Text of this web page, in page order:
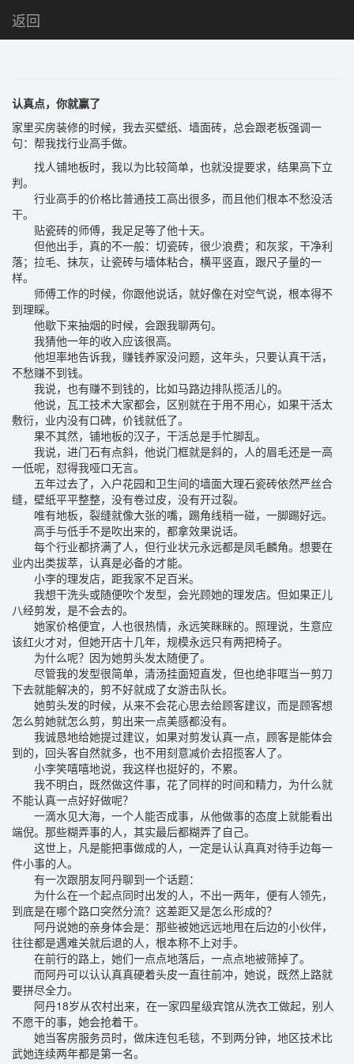
返回
认真点，你就赢了
家里买房装修的时候，我去买壁纸、墙面砖，总会跟老板强调一
句：帮我找行业高手做。
找人铺地板时，我以为比较简单，也就没提要求，结果高下立
判。
行业高手的价格比普通技工高出很多，而且他们根本不愁没活
干。
贴瓷砖的师傅，我足足等了他十天。
但他出手，真的不一般：切瓷砖，很少浪费；和灰浆，干净利
落；拉毛、抹灰，让瓷砖与墙体粘合，横平竖直，跟尺子量的一
样。
师傅工作的时候，你跟他说话，就好像在对空气说，根本得不
到理睬。
他歇下来抽烟的时候，会跟我聊两句。
我猜他一年的收入应该很高。
他坦率地告诉我，赚钱养家没问题，这年头，只要认真干活，
不愁赚不到钱。
我说，也有赚不到钱的，比如马路边排队揽活儿的。
他说，瓦工技术大家都会，区别就在于用不用心，如果干活太
敷衍，业内没有口碑，价钱就低了。
果不其然，铺地板的汉子，干活总是手忙脚乱。
我说，进门石有点斜，他说门框就是斜的，人的眉毛还是一高
一低呢，怼得我哑口无言。
五年过去了，入户花园和卫生间的墙面大理石瓷砖依然严丝合
缝，壁纸平平整整，没有卷过皮，没有开过裂。
唯有地板，裂缝就像大张的嘴，踢角线稍一碰，一脚踢好远。
高手与低手不是吹出来的，都拿效果说话。
每个行业都挤满了人，但行业状元永远都是凤毛麟角。想要在
业内出类拔萃，认真是必备的才能。
小李的理发店，距我家不足百米。
我想干洗头或随便吹个发型，会光顾她的理发店。但如果正儿
八经剪发，是不会去的。
她家价格便宜，人也很热情，永远笑眯眯的。照理说，生意应
该红火才对，但她开店十几年，规模永远只有两把椅子。
为什么呢？因为她剪头发太随便了。
尽管我的发型很简单，清汤挂面短直发，但也绝非哐当一剪刀
下去就能解决的，剪不好就成了女游击队长。
她剪头发的时候，从来不会花心思去给顾客建议，而是顾客想
怎么剪她就怎么剪，剪出来一点美感都没有。
我诚恳地给她提过建议，如果对剪发认真一点，顾客是能体会
到的，回头客自然就多，也不用刻意减价去招揽客人了。
小李笑嘻嘻地说，我这样也挺好的，不累。
我不明白，既然做这件事，花了同样的时间和精力，为什么就
不能认真一点好好做呢？
一滴水见大海，一个人能否成事，从他做事的态度上就能看出
端倪。那些糊弄事的人，其实最后都糊弄了自己。
这世上，凡是能把事做成的人，一定是认认真真对待手边每一
件小事的人。
有一次跟朋友阿丹聊到一个话题：
为什么在一个起点同时出发的人，不出一两年，便有人领先，
到底是在哪个路口突然分流？这差距又是怎么形成的？
阿丹说她的亲身体会是：那些被她远远地甩在后边的小伙伴，
往往都是遇难关就后退的人，根本称不上对手。
在前行的路上，她们一点点地落后，一点点地被筛掉了。
而阿丹可以认认真真硬着头皮一直往前冲，她说，既然上路就
要拼尽全力。
阿丹18岁从农村出来，在一家四星级宾馆从洗衣工做起，别人
不愿干的事，她会抢着干。
她当客房服务员时，做床连包毛毯，不到两分钟，地区技术比
武她连续两年都是第一名。